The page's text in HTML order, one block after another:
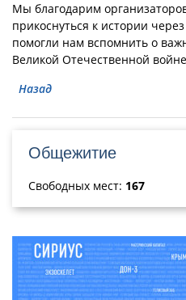
Мы благодарим
прикоснуться к истории
помогли нам вспомнить о
Великой Отечественной
Назад
Общежитие
Свободных мест: 167